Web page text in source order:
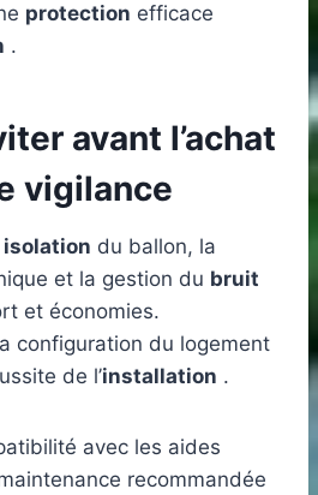
protection efficace
.
avant l’achat
vigilance
isolation du ballon, la
et la gestion du bruit
et économies.
configuration du logement
de l’installation .
avec les aides
recommandée